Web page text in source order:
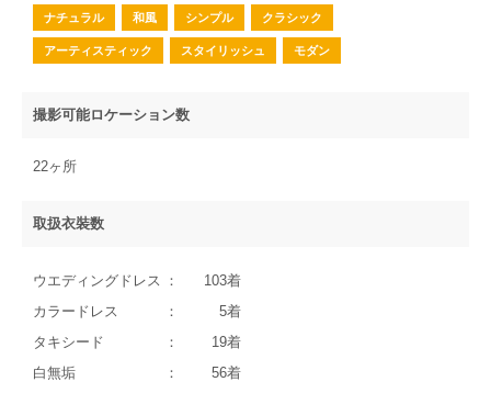
ナチュラル 和風 シンプル クラシック
アーティスティック スタイリッシュ モダン
撮影可能ロケーション数
22ヶ所
取扱衣裝数
ウエディングドレス
103着
カラードレス
5着
タキシード
19着
白無垢
56着